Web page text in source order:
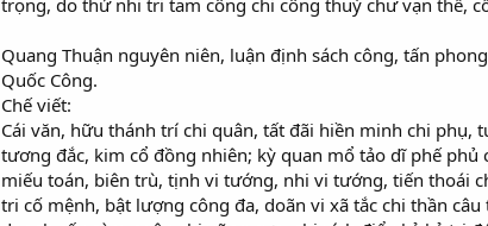
trọng, do thử nhi tri tam công chi công thuỳ chư vạn thế,
Quang Thuận nguyên niên, luận định sách công, tấn
Quốc Công.
Chế viết:
Cái văn, hữu thánh trí chi quân, tất đãi hiền minh chi
tương đắc, kim cổ đồng nhiên; kỳ quan mổ tảo dĩ phế
miếu toán, biên trù, tịnh vi tướng, nhi vi tướng, tiến thoái
tri cố mệnh, bật lượng công đa, doãn vi xã tắc chi thần